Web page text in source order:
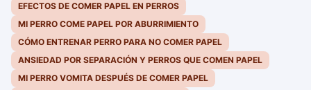
EFECTOS DE COMER PAPEL EN PERROS
MI PERRO COME PAPEL POR ABURRIMIENTO
CÓMO ENTRENAR PERRO PARA NO COMER PAPEL
ANSIEDAD POR SEPARACIÓN Y PERROS QUE COMEN PAPEL
MI PERRO VOMITA DESPUÉS DE COMER PAPEL